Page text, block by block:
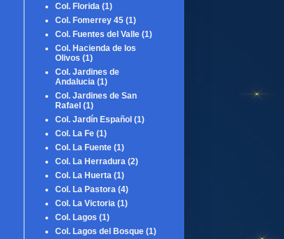
Col. Florida (1)
Col. Fomerrey 45 (1)
Col. Fuentes del Valle (1)
Col. Hacienda de los
Olivos (1)
Col. Jardines de
Andalucia (1)
Col. Jardines de San
Rafael (1)
Col. Jardín Español (1)
Col. La Fe (1)
Col. La Fuente (1)
Col. La Herradura (2)
Col. La Huerta (1)
Col. La Pastora (4)
Col. La Victoria (1)
Col. Lagos (1)
Col. Lagos del Bosque (1)